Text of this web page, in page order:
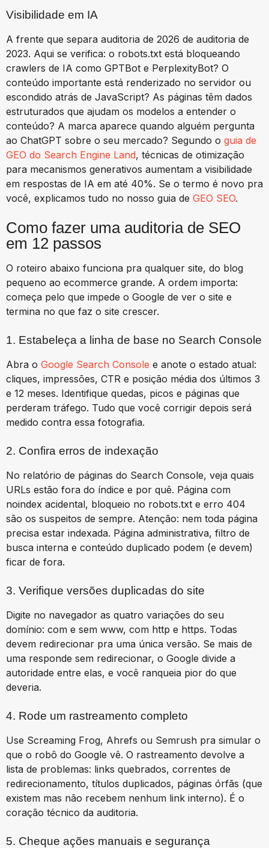
Visibilidade em IA
A frente que separa auditoria de 2026 de auditoria de
2023. Aqui se verifica: o robots.txt está bloqueando
crawlers de IA como GPTBot e PerplexityBot? O
conteúdo importante está renderizado no servidor ou
escondido atrás de JavaScript? As páginas têm dados
estruturados que ajudam os modelos a entender o
conteúdo? A marca aparece quando alguém pergunta
ao ChatGPT sobre o seu mercado? Segundo o guia de
GEO do Search Engine Land, técnicas de otimização
para mecanismos generativos aumentam a visibilidade
em respostas de IA em até 40%. Se o termo é novo pra
você, explicamos tudo no nosso guia de GEO SEO.
Como fazer uma auditoria de SEO
em 12 passos
O roteiro abaixo funciona pra qualquer site, do blog
pequeno ao ecommerce grande. A ordem importa:
começa pelo que impede o Google de ver o site e
termina no que faz o site crescer.
1. Estabeleça a linha de base no Search Console
Abra o Google Search Console e anote o estado atual:
cliques, impressões, CTR e posição média dos últimos 3
e 12 meses. Identifique quedas, picos e páginas que
perderam tráfego. Tudo que você corrigir depois será
medido contra essa fotografia.
2. Confira erros de indexação
No relatório de páginas do Search Console, veja quais
URLs estão fora do índice e por quê. Página com
noindex acidental, bloqueio no robots.txt e erro 404
são os suspeitos de sempre. Atenção: nem toda página
precisa estar indexada. Página administrativa, filtro de
busca interna e conteúdo duplicado podem (e devem)
ficar de fora.
3. Verifique versões duplicadas do site
Digite no navegador as quatro variações do seu
domínio: com e sem www, com http e https. Todas
devem redirecionar pra uma única versão. Se mais de
uma responde sem redirecionar, o Google divide a
autoridade entre elas, e você ranqueia pior do que
deveria.
4. Rode um rastreamento completo
Use Screaming Frog, Ahrefs ou Semrush pra simular o
que o robô do Google vê. O rastreamento devolve a
lista de problemas: links quebrados, correntes de
redirecionamento, títulos duplicados, páginas órfãs (que
existem mas não recebem nenhum link interno). É o
coração técnico da auditoria.
5. Cheque ações manuais e segurança